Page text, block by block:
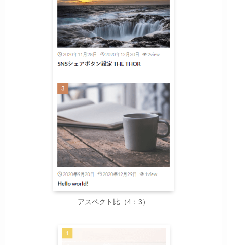
アスペクト比（4：3）